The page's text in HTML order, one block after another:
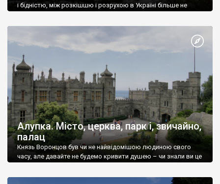
і бідністю, між розкішшю і розрухою в Україні більше не
Алупка. Місто, церква, парк і, звичайно,
палац
Князь Воронцов був чи не найвідомішою людиною свого
часу, але давайте не будемо кривити душею – чи знали ви це